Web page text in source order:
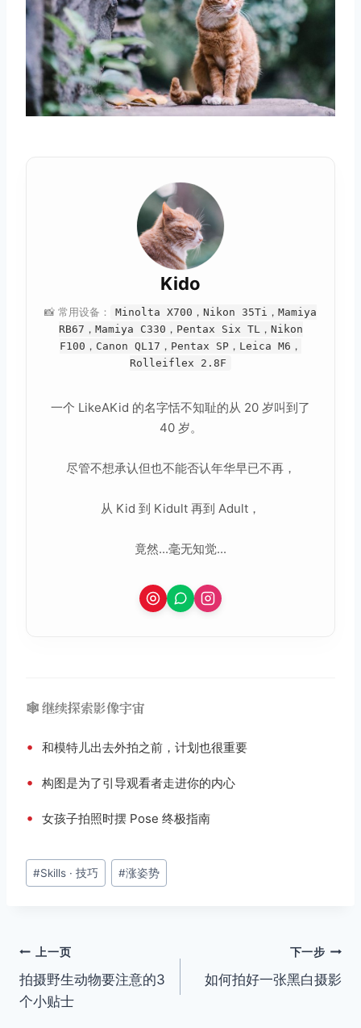
Kido
📸 常用设备：
Minolta X700，Nikon 35Ti，Mamiya
RB67，Mamiya C330，Pentax Six TL，Nikon
F100，Canon QL17，Pentax SP，Leica M6，
Rolleiflex 2.8F
一个 LikeAKid 的名字恬不知耻的从 20 岁叫到了
40 岁。
尽管不想承认但也不能否认年华早已不再，
从 Kid 到 Kidult 再到 Adult，
竟然...毫无知觉...
🕸️ 继续探索影像宇宙
• 和模特儿出去外拍之前，计划也很重要
• 构图是为了引导观看者走进你的内心
• 女孩子拍照时摆 Pose 终极指南
文
章
#Skills · 技巧 #涨姿势
文
章
上一页
拍摄野生动物要注意的3
个小贴士
下一步
如何拍好一张黑白摄影